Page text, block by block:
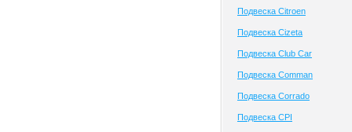
Подвеска Citroen
Подвеска Cizeta
Подвеска Club Сar
Подвеска Comman
Подвеска Corrado
Подвеска CPI